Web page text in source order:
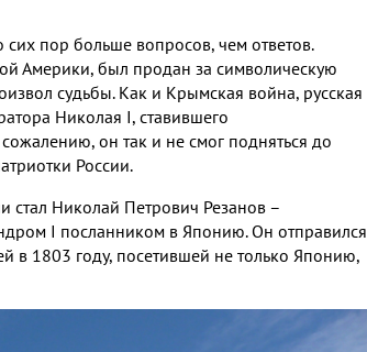
сих пор больше вопросов, чем ответов.
Америки, был продан за символическую
судьбы. Как и Крымская война, русская
Николая I, ставившего
, он так и не смог подняться до
России.
стал Николай Петрович Резанов –
I посланником в Японию.Он отправился
в 1803 году, посетившей не только Японию,